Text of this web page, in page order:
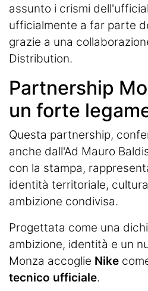
assunto i crismi
ufficialmente a far parte
grazie a una
Distribution.
Partnership
un forte
Questa partnership,
anche dall'Ad Mauro
con la stampa,
identità territoriale,
ambizione condivisa.
Progettata come una
ambizione, identità e un
Monza accoglie Nike
tecnico ufficiale.